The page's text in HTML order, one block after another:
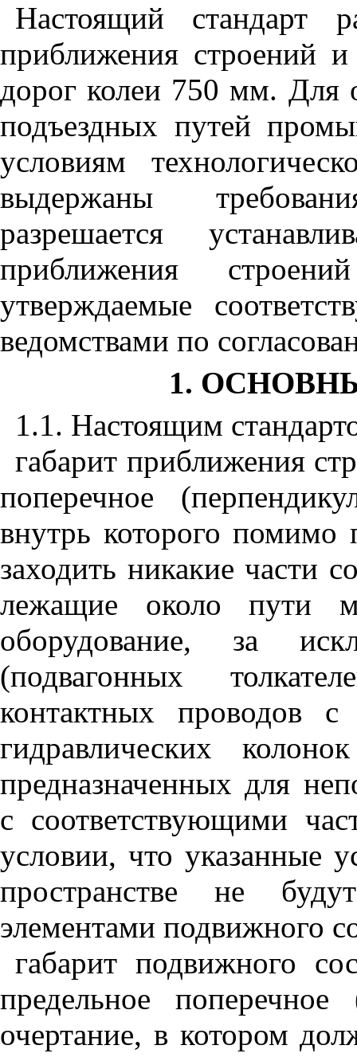
Настоящий стандарт
приближения строений
дорог колеи 750 мм. Для
подъездных путей
условиям
выдержаны
разрешается
приближения
утверждаемые
ведомствами по
1.
1.1. Настоящим
габарит приближения
поперечное
внутрь которого помимо
заходить никакие части
лежащие около пути
оборудование, за
(подвагонных
контактных проводов с
гидравлических
предназначенных для
с соответствующими
условии, что указанные
пространстве не
элементами подвижного
габарит подвижного
предельное
очертание, в котором